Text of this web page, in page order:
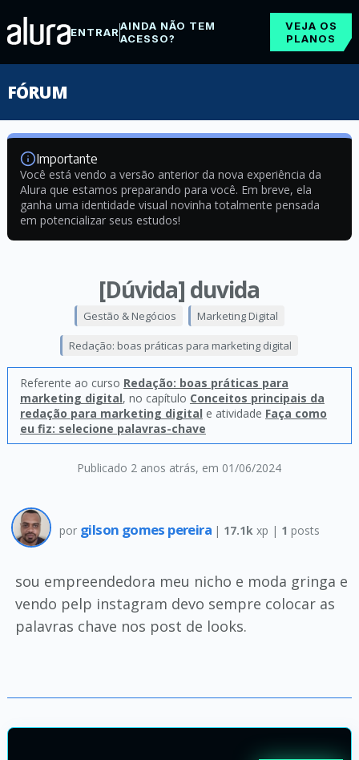
ENTRARAINDA NÃO TEM
ACESSO?
VEJA OS
PLANOS
FÓRUM
Importante
Você está vendo a versão anterior da nova experiência da
Alura que estamos preparando para você. Em breve, ela
ganha uma identidade visual novinha totalmente pensada
em potencializar seus estudos!
[Dúvida] duvida
Publicado 2 anos atrás, em 01/06/2024
Gestão & Negócios Marketing Digital
Redação: boas práticas para marketing digital
Referente ao curso Redação: boas práticas para
marketing digital, no capítulo Conceitos principais da
redação para marketing digital e atividade Faça como
eu fiz: selecione palavras-chave
por gilson gomes pereira | 17.1k xp | 1 posts
sou empreendedora meu nicho e moda gringa e
vendo pelp instagram devo sempre colocar as
palavras chave nos post de looks.